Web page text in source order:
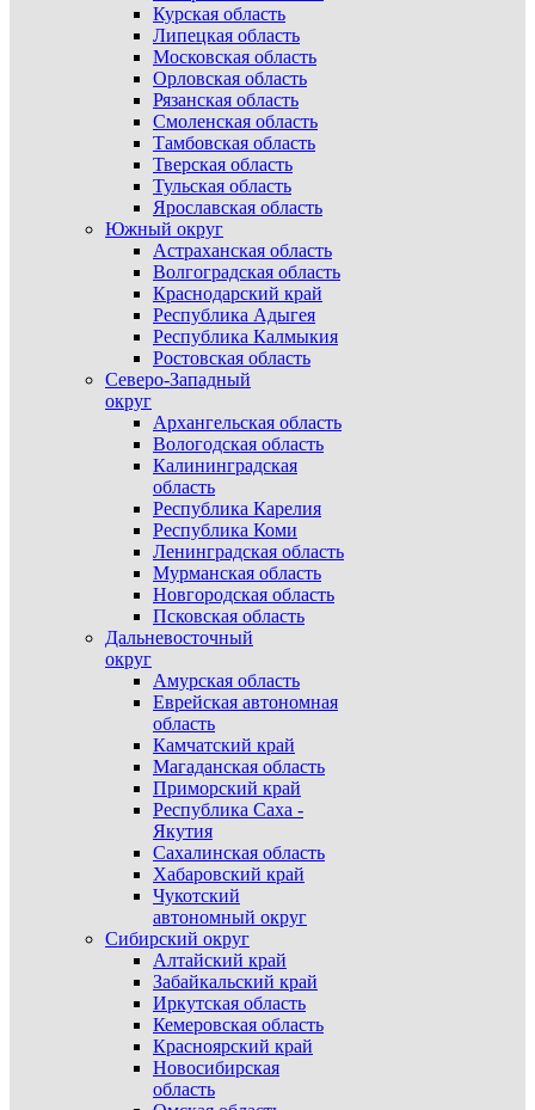
Курская область
Липецкая область
Московская область
Орловская область
Рязанская область
Смоленская область
Тамбовская область
Тверская область
Тульская область
Ярославская область
Южный округ
Астраханская область
Волгоградская область
Краснодарский край
Республика Адыгея
Республика Калмыкия
Ростовская область
Северо-Западный
округ
Архангельская область
Вологодская область
Калининградская
область
Республика Карелия
Республика Коми
Ленинградская область
Мурманская область
Новгородская область
Псковская область
Дальневосточный
округ
Амурская область
Еврейская автономная
область
Камчатский край
Магаданская область
Приморский край
Республика Саха -
Якутия
Сахалинская область
Хабаровский край
Чукотский
автономный округ
Сибирский округ
Алтайский край
Забайкальский край
Иркутская область
Кемеровская область
Красноярский край
Новосибирская
область